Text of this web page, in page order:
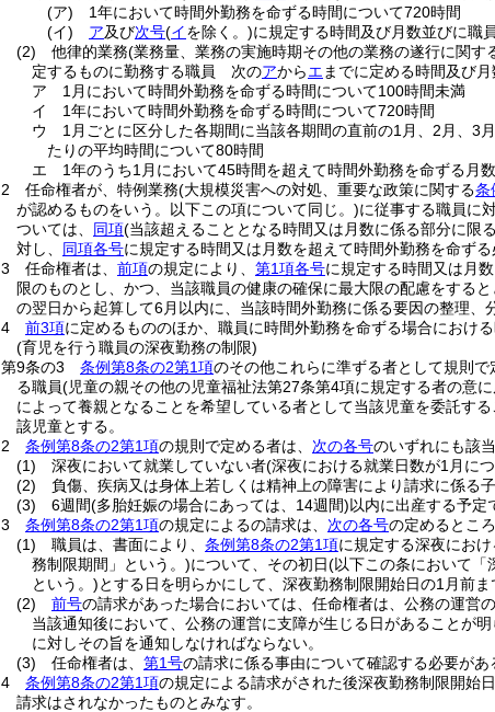
(ア)
1年において時間外勤務を命ずる時間について720時間
(イ)
ア及び次号(イを除く。)に規定する時間及び月数並びに職
(2)
他律的業務(業務量、業務の実施時期その他の業務の遂行に関
定するものに勤務する職員 次のアからエ までに定める時間及び月
ア
1月において時間外勤務を命ずる時間について100時間未満
イ
1年において時間外勤務を命ずる時間について720時間
ウ
1月ごとに区分した各期間に当該各期間の直前の1月、2月、3
たりの平均時間について80時間
エ
1年のうち1月において45時間を超えて時間外勤務を命ずる月
2
任命権者が、特例業務(大規模災害への対処、重要な政策に関する条
が認めるものをいう。以下この項について同じ。)に従事する職員に対
ついては、 同項(当該超えることとなる時間又は月数に係る部分に限
対し、 同項各号に規定する時間又は月数を超えて時間外勤務を命ず
3
任命権者は、 前項の規定により、 第1項各号に規定する時間又は月
限のものとし、かつ、当該職員の健康の確保に最大限の配慮をする
の翌日から起算して6月以内に、当該時間外勤務に係る要因の整理、
4
前3項に定めるもののほか、職員に時間外勤務を命ずる場合におけ
(育児を行う職員の深夜勤務の制限)
第9条の3
条例第8条の2第1項のその他これらに準ずる者として規則
る職員(児童の親その他の児童福祉法第27条第4項に規定する者の意
によって養親となることを希望している者として当該児童を委託す
該児童とする。
2
条例第8条の2第1項の規則で定める者は、 次の各号のいずれにも該
(1)
深夜において就業していない者(深夜における就業日数が1月に
(2)
負傷、疾病又は身体上若しくは精神上の障害により請求に係る
(3)
6週間(多胎妊娠の場合にあっては、14週間)以内に出産する予定
3
条例第8条の2第1項の規定によるの請求は、 次の各号の定めるところ
(1)
職員は、書面により、 条例第8条の2第1項に規定する深夜にお
務制限期間」という。)について、その初日(以下この条において「
という。)とする日を明らかにして、深夜勤務制限開始日の1月前ま
(2)
前号の請求があった場合においては、任命権者は、公務の運営
当該通知後において、公務の運営に支障が生じる日があることが
に対しその旨を通知しなければならない。
(3)
任命権者は、 第1号の請求に係る事由について確認する必要が
4
条例第8条の2第1項の規定による請求がされた後深夜勤務制限開始
請求はされなかったものとみなす。